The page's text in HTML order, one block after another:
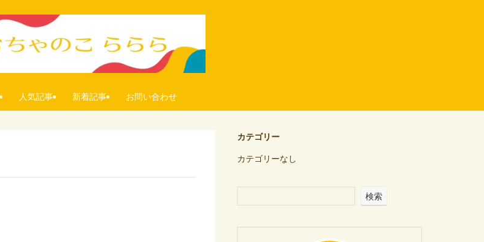
人気記事 新着記事 お問い合わせ
カテゴリー
カテゴリーなし
検索